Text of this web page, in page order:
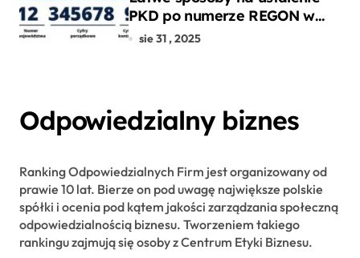
PKD po numerze REGON w
kilku prostych krokach
sie 31 , 2025
Odpowiedzialny biznes
Ranking Odpowiedzialnych Firm jest organizowany od
prawie 10 lat. Bierze on pod uwagę największe polskie
spółki i ocenia pod kątem jakości zarządzania społeczną
odpowiedzialnością biznesu. Tworzeniem takiego
rankingu zajmują się osoby z Centrum Etyki Biznesu.